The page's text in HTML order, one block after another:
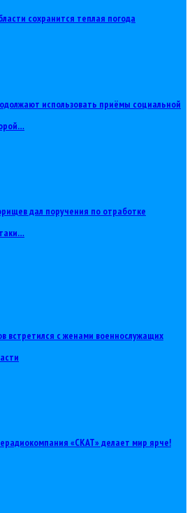
сохранится теплая погода
использовать приёмы социальной
дал поручения по отработке
встретился с женами военнослужащих
«СКАТ» делает мир ярче!